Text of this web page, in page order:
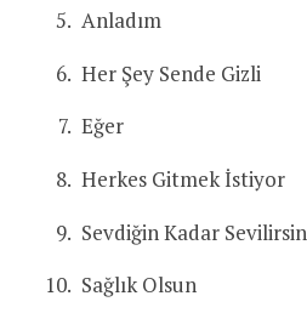
Anladım
Her Şey Sende Gizli
Eğer
Herkes Gitmek İstiyor
Sevdiğin Kadar Sevilirsin
Sağlık Olsun